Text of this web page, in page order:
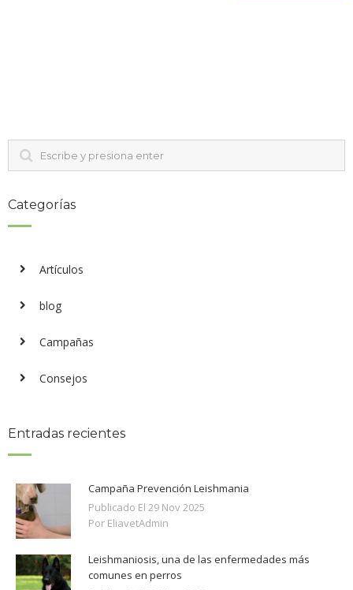
Categorías
Artículos
blog
Campañas
Consejos
Entradas recientes
Campaña Prevención Leishmania
Publicado El 29 Nov2025
Por EliavetAdmin
Leishmaniosis, una de las enfermedades más
comunes en perros